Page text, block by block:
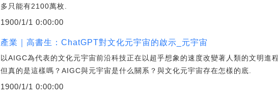
多只能有2100萬枚.
1900/1/1 0:00:00
產業｜高書生：ChatGPT對文化元宇宙的啟示_元宇宙
以AIGC為代表的文化元宇宙前沿科技正在以超乎想象的速度改變著人類的文明進
但真的是這樣嗎？AIGC與元宇宙是什么關系？與文化元宇宙存在怎樣的底.
1900/1/1 0:00:00